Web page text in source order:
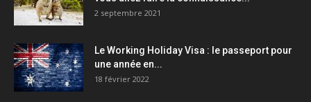
2 septembre 2021
Le Working Holiday Visa : le passeport pour
une année en...
18 février 2022